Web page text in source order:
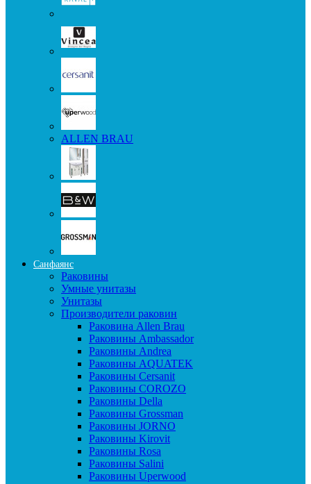
ALLEN BRAU
Санфаянс
Раковины
Умные унитазы
Унитазы
Производители раковин
Раковина Allen Brau
Раковины Ambassador
Раковины Andrea
Раковины AQUATEK
Раковины Cersanit
Раковины COROZO
Раковины Della
Раковины Grossman
Раковины JORNO
Раковины Kirovit
Раковины Rosa
Раковины Salini
Раковины Uperwood